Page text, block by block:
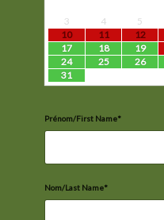
3
4 5
10
11 12
17
18 19
24
25 26
31
Prénom/First Name*
Nom/Last Name*